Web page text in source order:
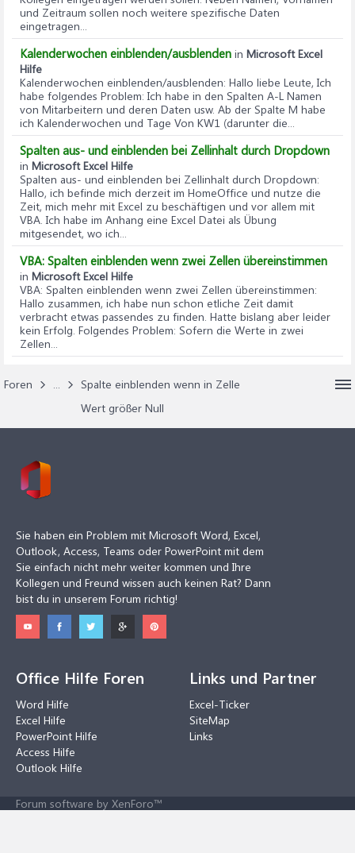
und Zeitraum sollen noch weitere spezifische Daten
eingetragen...
Kalenderwochen einblenden/ausblenden in Microsoft Excel
Hilfe
Kalenderwochen einblenden/ausblenden: Hallo liebe Leute, Ich
habe folgendes Problem: Ich habe in den Spalten A-L Namen
von Mitarbeitern und deren Daten usw. Ab der Spalte M habe
ich Kalenderwochen und Tage Von KW1 (darunter die...
Spalten aus- und einblenden bei Zellinhalt durch Dropdown
in Microsoft Excel Hilfe
Spalten aus- und einblenden bei Zellinhalt durch Dropdown:
Hallo, ich befinde mich derzeit im HomeOffice und nutze die
Zeit, mich mehr mit Excel zu beschäftigen und vor allem mit
VBA. Ich habe im Anhang eine Excel Datei als Übung
mitgesendet, wo ich...
VBA: Spalten einblenden wenn zwei Zellen übereinstimmen
in Microsoft Excel Hilfe
VBA: Spalten einblenden wenn zwei Zellen übereinstimmen:
Hallo zusammen, ich habe nun schon etliche Zeit damit
verbracht etwas passendes zu finden. Hatte bislang aber leider
kein Erfolg. Folgendes Problem: Sofern die Werte in zwei
Zellen...
Foren ...
Spalte einblenden wenn in Zelle
Wert größer Null
Sie haben ein Problem mit Microsoft Word, Excel,
Outlook, Access, Teams oder PowerPoint mit dem
Sie einfach nicht mehr weiter kommen und Ihre
Kollegen und Freund wissen auch keinen Rat? Dann
bist du in unserem Forum richtig!
Office Hilfe Foren
Word Hilfe
Excel Hilfe
PowerPoint Hilfe
Access Hilfe
Outlook Hilfe
Links und Partner
Excel-Ticker
SiteMap
Links
Forum software by XenForo™